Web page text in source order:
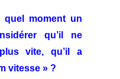
moment un
qu’il ne
vite, qu’il a
vitesse » ?